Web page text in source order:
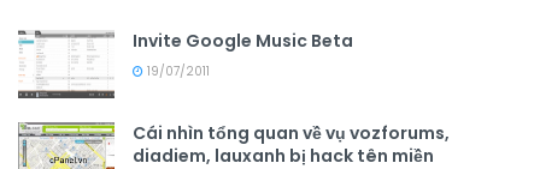
Invite Google Music Beta
19/07/2011
Cái nhìn tổng quan về vụ vozforums,
diadiem, lauxanh bị hack tên miền